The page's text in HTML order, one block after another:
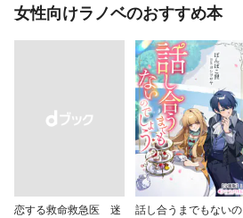
女性向けラノベのおすすめ本
恋する救命救急医 迷
話し合うまでもないの